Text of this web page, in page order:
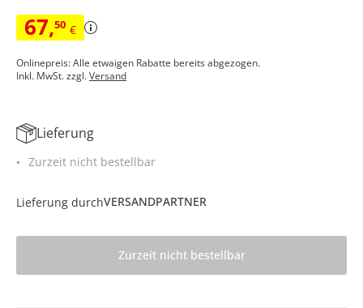
67,50 €
Onlinepreis: Alle etwaigen Rabatte bereits abgezogen.
Inkl. MwSt. zzgl.Versand
Lieferung
Zurzeit nicht bestellbar
Lieferung durchVERSANDPARTNER
Zurzeit nicht bestellbar